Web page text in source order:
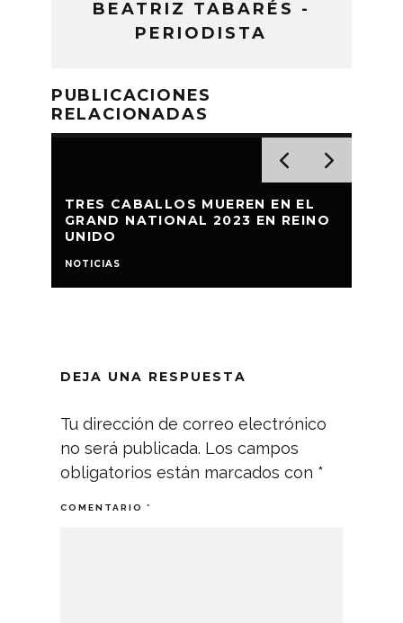
BEATRIZ TABARÉS -
PERIODISTA
PUBLICACIONES
RELACIONADAS
TRES CABALLOS MUEREN EN EL
GRAND NATIONAL 2023 EN REINO
UNIDO
NOTICIAS
DEJA UNA RESPUESTA
Tu dirección de correo electrónico
no será publicada. Los campos
obligatorios están marcados con *
COMENTARIO *